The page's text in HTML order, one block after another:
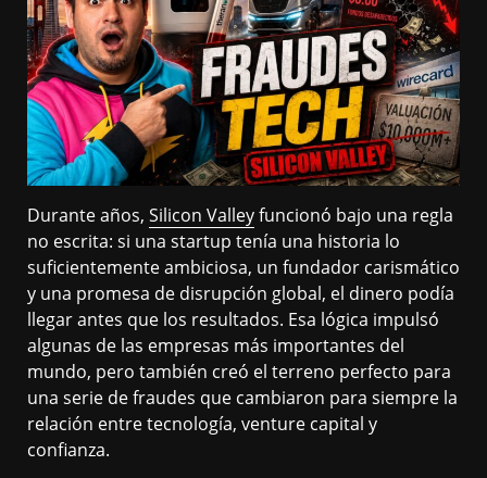
Durante años, Silicon Valleyfuncionó bajo una regla
no escrita: si una startup tenía una historia lo
suficientemente ambiciosa, un fundador carismático
y una promesa de disrupción global, el dinero podía
llegar antes que los resultados. Esa lógica impulsó
algunas de las empresas más importantes del
mundo, pero también creó el terreno perfecto para
una serie de fraudes que cambiaron para siempre la
relación entre tecnología, venture capital y
confianza.